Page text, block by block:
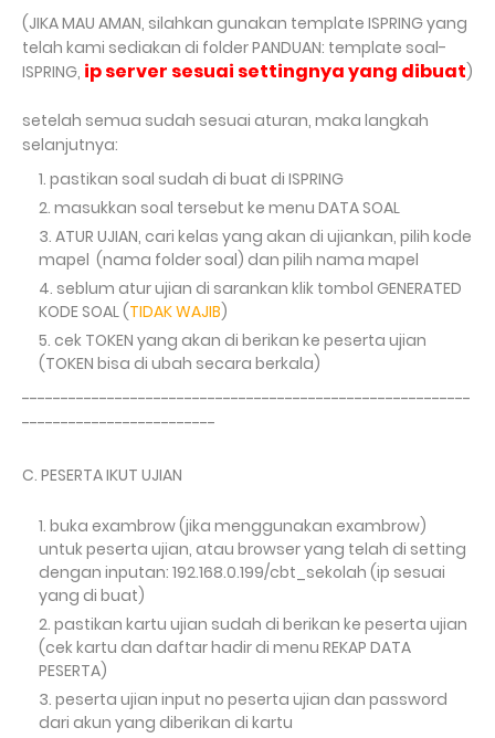
(JIKA MAU AMAN, silahkan gunakan template ISPRING yang
telah kami sediakan di folder PANDUAN: template soal-
ISPRING, ip server sesuai settingnya yang dibuat)
setelah semua sudah sesuai aturan, maka langkah
selanjutnya:
pastikan soal sudah di buat di ISPRING
masukkan soal tersebut ke menu DATA SOAL
ATUR UJIAN, cari kelas yang akan di ujiankan, pilih kode
mapel (nama folder soal) dan pilih nama mapel
seblum atur ujian di sarankan klik tombol GENERATED
KODE SOAL (TIDAK WAJIB)
cek TOKEN yang akan di berikan ke peserta ujian
(TOKEN bisa di ubah secara berkala)
----------------------------------------------------------
-------------------------
C. PESERTA IKUT UJIAN
buka exambrow (jika menggunakan exambrow)
untuk peserta ujian, atau browser yang telah di setting
dengan inputan: 192.168.0.199/cbt_sekolah (ip sesuai
yang di buat)
pastikan kartu ujian sudah di berikan ke peserta ujian
(cek kartu dan daftar hadir di menu REKAP DATA
PESERTA)
peserta ujian input no peserta ujian dan password
dari akun yang diberikan di kartu